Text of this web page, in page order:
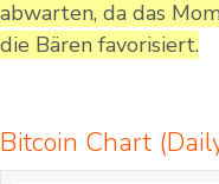
abwarten, da das
die Bären favorisiert.
Bitcoin Chart